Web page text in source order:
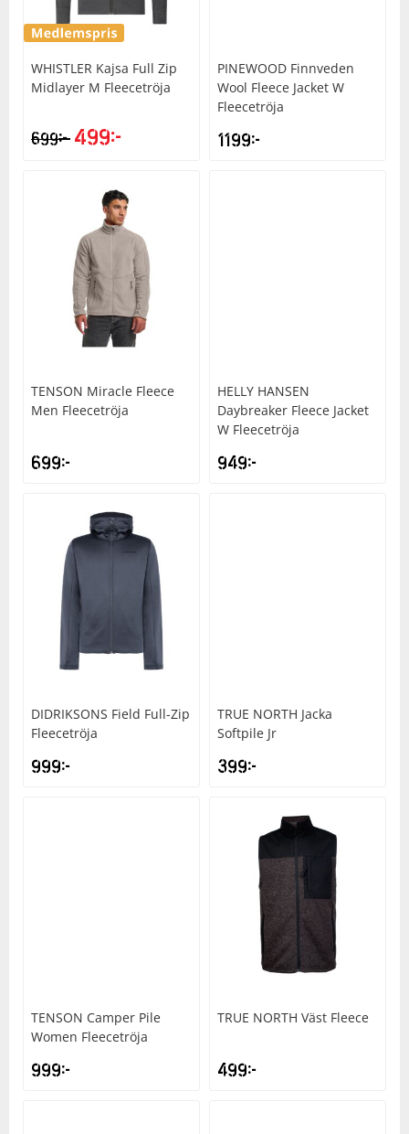
WHISTLER Kajsa Full Zip
Midlayer M Fleecetröja
699kr 499kr
PINEWOOD Finnveden
Wool Fleece Jacket W
Fleecetröja
1199kr
TENSON Miracle Fleece
Men Fleecetröja
699kr
HELLY HANSEN
Daybreaker Fleece Jacket
W Fleecetröja
949kr
DIDRIKSONS Field Full-Zip
Fleecetröja
999kr
TRUE NORTH Jacka
Softpile Jr
399kr
TENSON Camper Pile
Women Fleecetröja
999kr
TRUE NORTH Väst Fleece
499kr